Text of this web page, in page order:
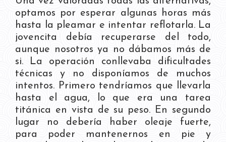
optamos por esperar algunas horas más
hasta la pleamar e intentar reflotarla. La
jovencita debía recuperarse del todo,
aunque nosotros ya no dábamos más de
si. La operación conllevaba dificultades
técnicas y no disponíamos de muchos
intentos. Primero tendríamos que llevarla
hasta el agua, lo que era una tarea
titánica en vista de su peso. En segundo
lugar no debería haber oleaje fuerte,
para poder mantenernos en pie y